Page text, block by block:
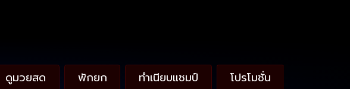
ดูมวยสด พักยก ทำเนียบแชมป์ โปรโมชั่น